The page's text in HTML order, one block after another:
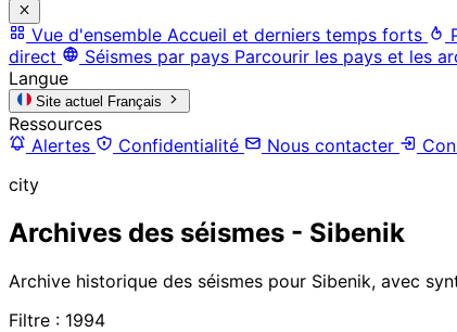
Vue d'ensemble Accueil et derniers temps forts
direct
Séismes par pays Parcourir les pays et les
Langue
Site actuel Français
Ressources
Alertes
Confidentialité Nous contacter
city
Archives des séismes - Sibenik
Archive historique des séismes pour Sibenik, avec
Filtre : 1994